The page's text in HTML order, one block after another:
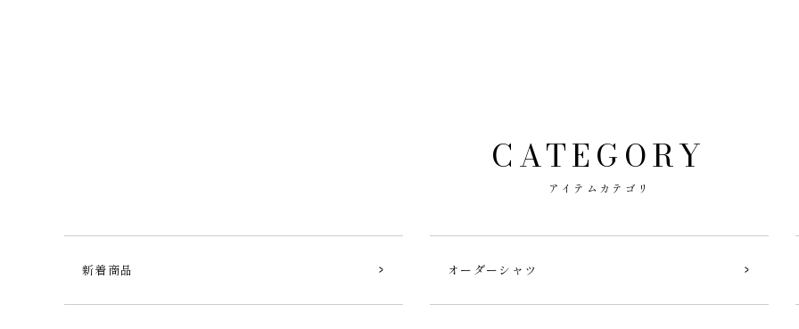
CATEGORY
アイテムカテゴリ
新着商品 オーダーシャツ